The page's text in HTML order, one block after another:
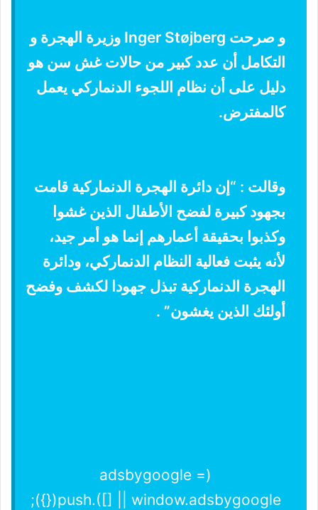
و صرحت Inger Støjberg وزيرة الهجرة و
التكامل أن عدد كبير من حالات غش سن هو
دليل على أن نظام اللجوء الدنماركي يعمل
كالمفترض.
وقالت : “إن دائرة الهجرة الدنماركية قامت
بجهود كبيرة لفضح الأطفال الذين غشوا
وكذبوا بحقيقة أعمارهم إنما هو أمر جيد،
لأنه يثبت فعالية النظام الدنماركي، ودائرة
الهجرة الدنماركية تبذل جهودا لكشف وفضح
أولئك الذين يغشون” .
(adsbygoogle =
window.adsbygoogle || []).push({});